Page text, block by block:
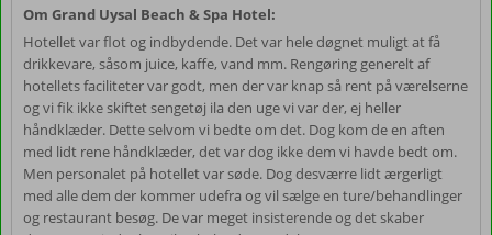
Om Grand Uysal Beach & Spa Hotel:
Hotellet var flot og indbydende. Det var hele døgnet muligt at få
drikkevare, såsom juice, kaffe, vand mm. Rengøring generelt af
hotellets faciliteter var godt, men der var knap så rent på værelserne
og vi fik ikke skiftet sengetøj ila den uge vi var der, ej heller
håndklæder. Dette selvom vi bedte om det. Dog kom de en aften
med lidt rene håndklæder, det var dog ikke dem vi havde bedt om.
Men personalet på hotellet var søde. Dog desværre lidt ærgerligt
med alle dem der kommer udefra og vil sælge en ture/behandlinger
og restaurant besøg. De var meget insisterende og det skaber